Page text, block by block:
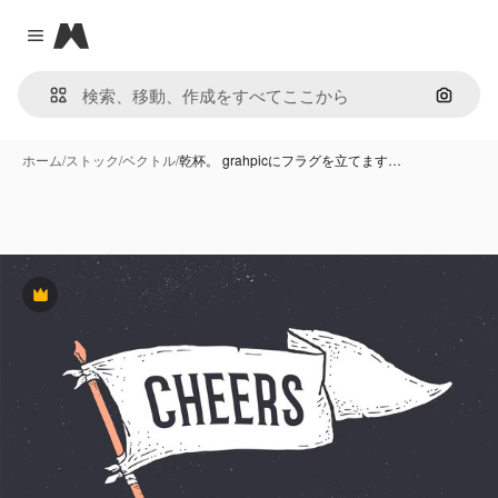
Close menu
Magnific
画像で
ホーム/ストック/ベクトル/乾杯。 grahpicにフラグを立てます…
Premium